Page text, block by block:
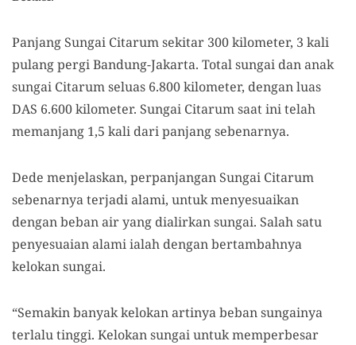
Panjang Sungai Citarum sekitar 300 kilometer, 3 kali
pulang pergi Bandung-Jakarta. Total sungai dan anak
sungai Citarum seluas 6.800 kilometer, dengan luas
DAS 6.600 kilometer. Sungai Citarum saat ini telah
memanjang 1,5 kali dari panjang sebenarnya.
Dede menjelaskan, perpanjangan Sungai Citarum
sebenarnya terjadi alami, untuk menyesuaikan
dengan beban air yang dialirkan sungai. Salah satu
penyesuaian alami ialah dengan bertambahnya
kelokan sungai.
“Semakin banyak kelokan artinya beban sungainya
terlalu tinggi. Kelokan sungai untuk memperbesar